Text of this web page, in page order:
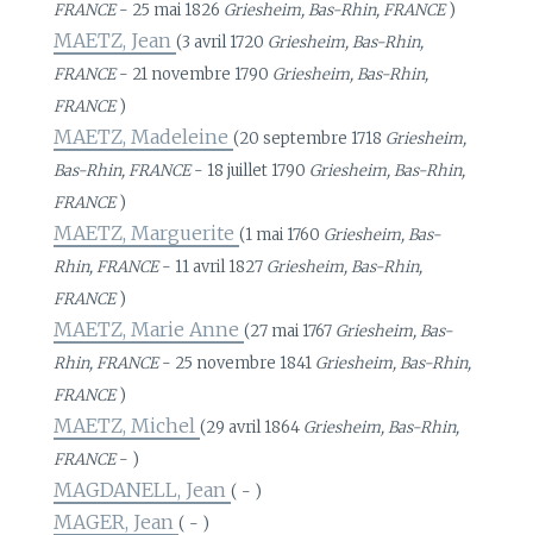
FRANCE- 25 mai 1826 Griesheim, Bas-Rhin, FRANCE)
MAETZ, Jean(3 avril 1720 Griesheim, Bas-Rhin,
FRANCE- 21 novembre 1790 Griesheim, Bas-Rhin,
FRANCE)
MAETZ, Madeleine(20 septembre 1718 Griesheim,
Bas-Rhin, FRANCE- 18 juillet 1790 Griesheim, Bas-Rhin,
FRANCE)
MAETZ, Marguerite(1 mai 1760 Griesheim, Bas-
Rhin, FRANCE- 11 avril 1827 Griesheim, Bas-Rhin,
FRANCE)
MAETZ, Marie Anne(27 mai 1767 Griesheim, Bas-
Rhin, FRANCE- 25 novembre 1841 Griesheim, Bas-Rhin,
FRANCE)
MAETZ, Michel(29 avril 1864 Griesheim, Bas-Rhin,
FRANCE- )
MAGDANELL, Jean( - )
MAGER, Jean( - )